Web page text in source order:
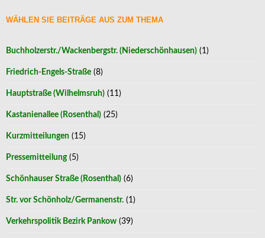
WÄHLEN SIE BEITRÄGE AUS ZUM THEMA
Buchholzerstr./Wackenbergstr. (Niederschönhausen) (1)
Friedrich-Engels-Straße (8)
Hauptstraße (Wilhelmsruh) (11)
Kastanienallee (Rosenthal) (25)
Kurzmitteilungen (15)
Pressemitteilung(5)
Schönhauser Straße (Rosenthal) (6)
Str. vor Schönholz/Germanenstr. (1)
Verkehrspolitik Bezirk Pankow (39)